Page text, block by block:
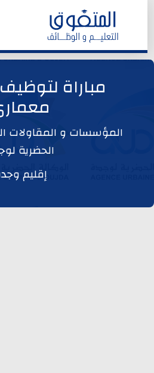
ابحث عن وظيفة
وظائف المؤسسات و المقاولات
مباراة
المؤسسات و المقاولات
الحضرية
إقليم وجدة